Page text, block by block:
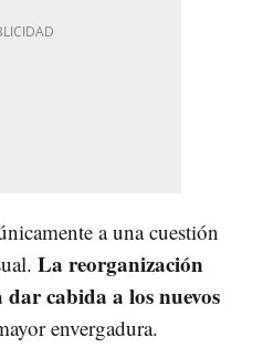
a una cuestión
La reorganización
cabida a los nuevos
envergadura.